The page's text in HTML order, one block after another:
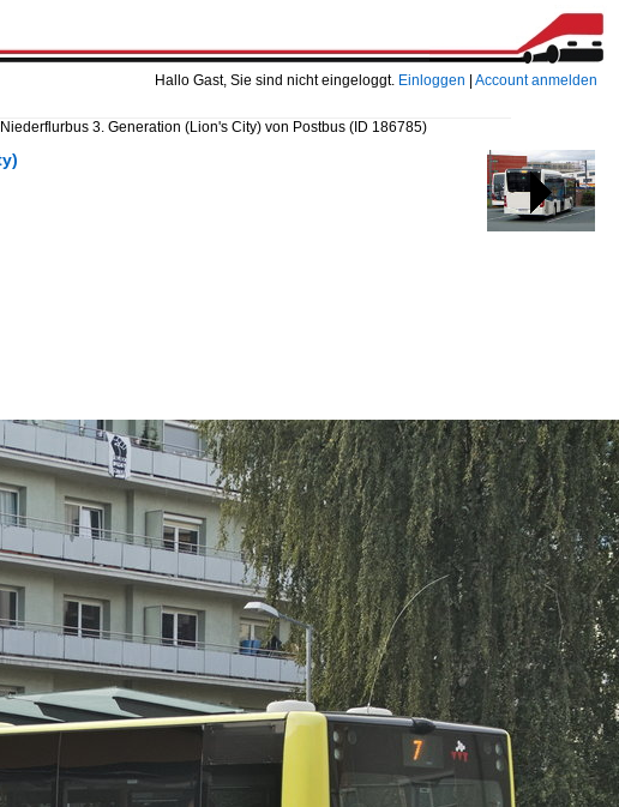
Hallo Gast, Sie sind nicht eingeloggt. Einloggen Account anmelden
3. Generation (Lion's City) von Postbus (ID 186785)